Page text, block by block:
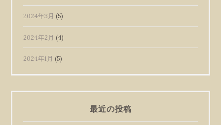
2024年3月 (5)
2024年2月 (4)
2024年1月 (5)
最近の投稿